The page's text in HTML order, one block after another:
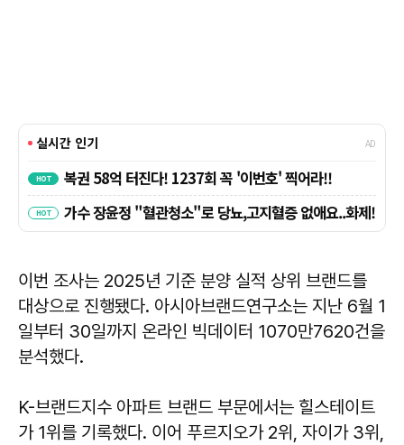
이번 조사는 2025년 기준 분양 실적 상위 브랜드를
대상으로 진행됐다. 아시아브랜드연구소는 지난 6월 1
일부터 30일까지 온라인 빅데이터 1070만7620건을
분석했다.
K-브랜드지수 아파트 브랜드 부문에서는 힐스테이트
가 1위를 기록했다. 이어 푸르지오가 2위, 자이가 3위,